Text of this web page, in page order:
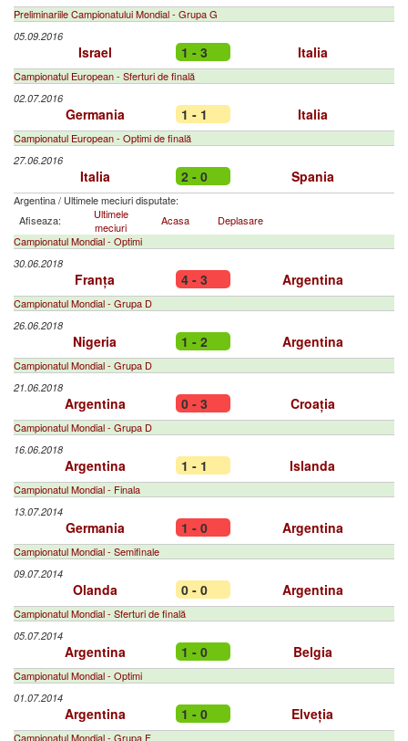
Preliminariile Campionatului Mondial - Grupa G
05.09.2016
Israel 1 - 3 Italia
Campionatul European - Sferturi de finală
02.07.2016
Germania 1 - 1 Italia
Campionatul European - Optimi de finală
27.06.2016
Italia 2 - 0 Spania
Argentina/ Ultimele meciuri disputate:
Afiseaza:
Ultimele
meciuri
Acasa
Deplasare
Campionatul Mondial - Optimi
30.06.2018
Franța 4 - 3 Argentina
Campionatul Mondial - Grupa D
26.06.2018
Nigeria 1 - 2 Argentina
Campionatul Mondial - Grupa D
21.06.2018
Argentina 0 - 3 Croația
Campionatul Mondial - Grupa D
16.06.2018
Argentina 1 - 1 Islanda
Campionatul Mondial - Finala
13.07.2014
Germania 1 - 0 Argentina
Campionatul Mondial - Semifinale
09.07.2014
Olanda 0 - 0 Argentina
Campionatul Mondial - Sferturi de finală
05.07.2014
Argentina 1 - 0 Belgia
Campionatul Mondial - Optimi
01.07.2014
Argentina 1 - 0 Elveția
Campionatul Mondial - Grupa F